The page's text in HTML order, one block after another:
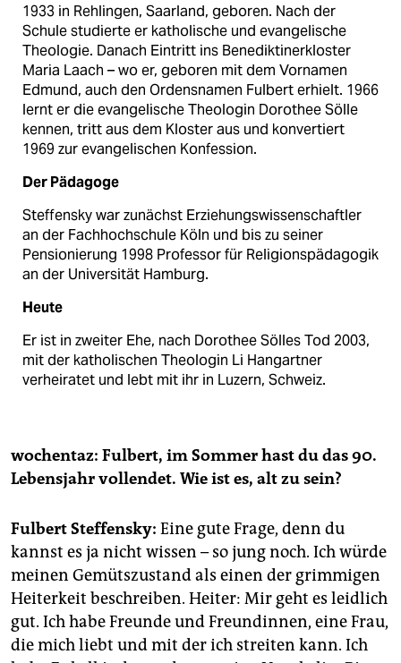
1933 in Rehlingen, Saarland, geboren. Nach der
Schule studierte er katholische und evangelische
Theologie. Danach Eintritt ins Benediktinerkloster
Maria Laach – wo er, geboren mit dem Vornamen
Edmund, auch den Ordensnamen Fulbert erhielt. 1966
lernt er die evangelische Theologin Dorothee Sölle
kennen, tritt aus dem Kloster aus und konvertiert
1969 zur evangelischen Konfession.
Der Pädagoge
Steffensky war zunächst Erziehungswissenschaftler
an der Fachhochschule Köln und bis zu seiner
Pensionierung 1998 Professor für Religionspädagogik
an der Universität Hamburg.
Heute
Er ist in zweiter Ehe, nach Dorothee Sölles Tod 2003,
mit der katholischen Theologin Li Hangartner
verheiratet und lebt mit ihr in Luzern, Schweiz.
wochentaz: Fulbert, im Sommer hast du das 90.
Lebensjahr vollendet. Wie ist es, alt zu sein?
Fulbert Steffensky: Eine gute Frage, denn du
kannst es ja nicht wissen – so jung noch. Ich würde
meinen Gemütszustand als einen der grimmigen
Heiterkeit beschreiben. Heiter: Mir geht es leidlich
gut. Ich habe Freunde und Freundinnen, eine Frau,
die mich liebt und mit der ich streiten kann. Ich